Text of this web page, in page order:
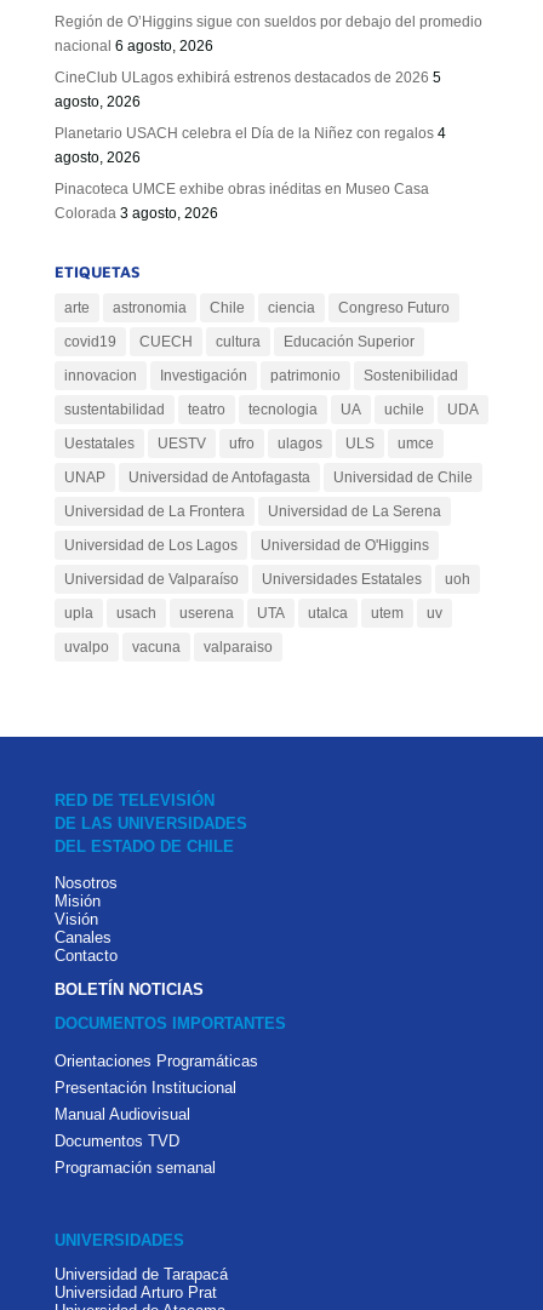
Región de O’Higgins sigue con sueldos por debajo del promedio
nacional 6 agosto, 2026
CineClub ULagos exhibirá estrenos destacados de 2026 5
agosto, 2026
Planetario USACH celebra el Día de la Niñez con regalos 4
agosto, 2026
Pinacoteca UMCE exhibe obras inéditas en Museo Casa
Colorada 3 agosto, 2026
ETIQUETAS
arte astronomia Chile ciencia
Congreso Futuro
covid19
CUECH cultura
Educación Superior
innovacion
Investigación patrimonio
Sostenibilidad
sustentabilidad
teatro tecnologia UA uchile
UDA
Uestatales
UESTV ufro ulagos ULS
umce
UNAP
Universidad de Antofagasta
Universidad de Chile
Universidad de La Frontera
Universidad de La Serena
Universidad de Los Lagos
Universidad de O'Higgins
Universidad de Valparaíso
Universidades Estatales
uoh
upla
usach userena UTA utalca utem
uv
uvalpo
vacuna valparaiso
RED DE TELEVISIÓN
DE LAS UNIVERSIDADES
DEL ESTADO DE CHILE
Nosotros
Misión
Visión
Canales
Contacto
BOLETÍN NOTICIAS
DOCUMENTOS IMPORTANTES
Orientaciones Programáticas
Presentación Institucional
Manual Audiovisual
Documentos TVD
Programación semanal
UNIVERSIDADES
Universidad de Tarapacá
Universidad Arturo Prat